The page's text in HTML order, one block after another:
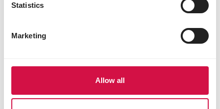
Statistics
Marketing
Allow all